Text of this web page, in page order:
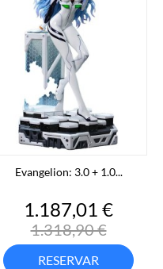
Evangelion: 3.0 + 1.0...
Precio
1.187,01 €
1.318,90 €
RESERVAR